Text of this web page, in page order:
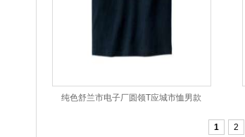
纯色舒兰市电子厂圆领T应城市恤男款
1
2